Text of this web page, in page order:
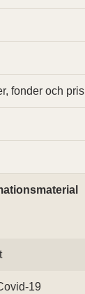
fonder och pris
19